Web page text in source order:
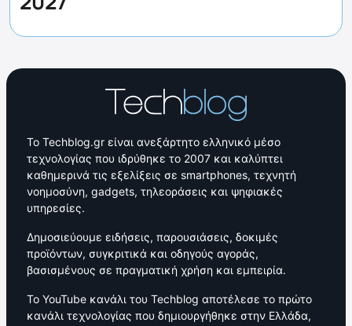
Το Techblog.gr είναι ανεξάρτητο ελληνικό μέσο
τεχνολογίας που ιδρύθηκε το 2007 και καλύπτει
καθημερινά τις εξελίξεις σε smartphones, τεχνητή
νοημοσύνη, gadgets, τηλεοράσεις και ψηφιακές
υπηρεσίες.
Δημοσιεύουμε ειδήσεις, παρουσιάσεις, δοκιμές
προϊόντων, συγκριτικά και οδηγούς αγοράς,
βασισμένους σε πραγματική χρήση και εμπειρία.
Το YouTube κανάλι του Techblog αποτέλεσε το πρώτο
κανάλι τεχνολογίας που δημιουργήθηκε στην Ελλάδα,